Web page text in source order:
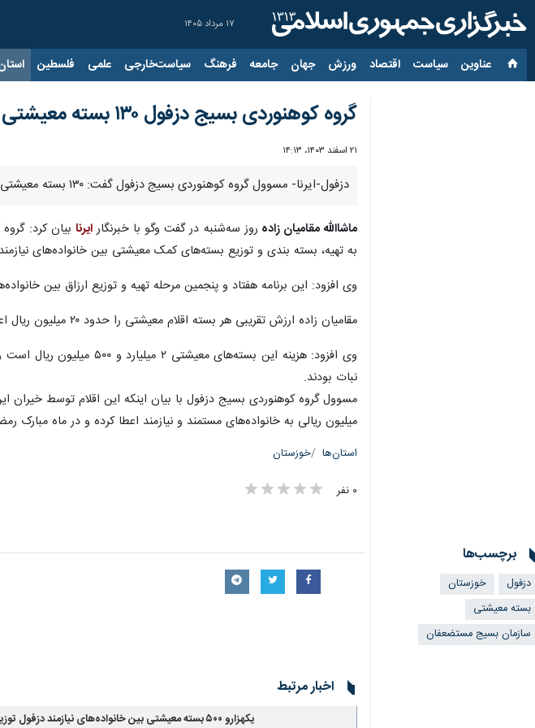
۱۷ مرداد ۱۴۰۵
عناوین‌ سیاست اقتصاد ورزش جهان جامعه فرهنگ سیاست‌خارجی علمی فلسطین
گروه کوهنوردی بسیج دزفول ۱۳۰ بسته معیشتی بین نیازمندان توزیع کرد
۲۱ اسفند ۱۴۰۳، ۱۴:۱۳
دزفول-ایرنا- مسوول گروه کوهنوردی بسیج دزفول گفت: ۱۳۰ بسته معیشتی توسط گروه کوهنوردی بسیج دزفول تهیه و بین نیازمندان این شهرستان توزیع شد.
ماشاالله مقامیان زاده روز سه‌شنبه در گفت وگو با خبرنگارایرنا بیان کرد:
به تهیه، بسته بندی و توزیع بسته‌های کمک معیشتی بین خانواده‌های
وی افزود: این برنامه هفتاد و پنجمین مرحله تهیه و توزیع ارزاق بین
مقامیان زاده ارزش تقریبی هر بسته اقلام معیشتی را حدود ۲۰ میلیون ریال اعلام کرد و گفت: این بسته‌ها در مسجد امام هادی (ع) با حضور اعضای گروه کوهنوردی بسیج توزیع شدند.
وی افزود: هزینه این
نبات بودند.
میلیون ریالی به خانواده‌های مستمند و نیازمند اعطا کرده و در ماه مبارک رمضان نیز با برپایی ۲ ایستگاه صلواتی مهدویت با عنوان
استان‌ها خوزستان
۰ نفر
برچسب‌ها
دزفول
خوزستان
بسته معیشتی
سازمان بسیج مستضعفان
اخبار مرتبط
یکهزارو ۵۰۰ بسته معیشتی بین خانواده‌های نیازمند دزفول توزیع شد